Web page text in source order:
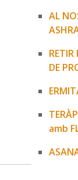
AL
RETIR
DE
amb